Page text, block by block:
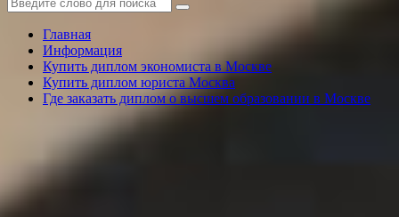
Главная
Информация
Купить диплом экономиста в Москве
Купить диплом юриста Москва
Где заказать диплом о высшем образовании в Москве